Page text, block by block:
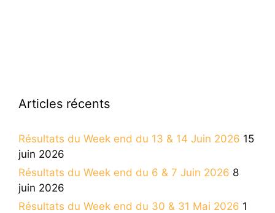
Articles récents
Résultats du Week end du 13 & 14 Juin 2026 15
juin 2026
Résultats du Week end du 6 & 7 Juin 2026 8
juin 2026
Résultats du Week end du 30 & 31 Mai 2026 1